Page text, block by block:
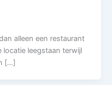
alleen een restaurant
locatie leegstaan terwijl
[…]